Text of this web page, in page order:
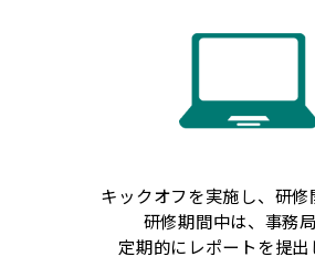
キックオフを実施し、研修
研修期間中は、事務
定期的にレポートを提出